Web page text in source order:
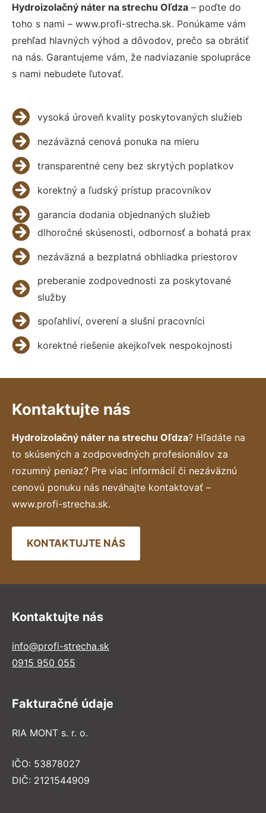
Hydroizolačný náter na strechu Oľdza – poďte do
toho s nami – www.profi-strecha.sk. Ponúkame vám
prehľad hlavných výhod a dôvodov, prečo sa obrátiť
na nás. Garantujeme vám, že nadviazanie spolupráce
s nami nebudete ľutovať.
vysoká úroveň kvality poskytovaných služieb
nezáväzná cenová ponuka na mieru
transparentné ceny bez skrytých poplatkov
korektný a ľudský prístup pracovníkov
garancia dodania objednaných služieb
dlhoročné skúsenosti, odbornosť a bohatá prax
nezáväzná a bezplatná obhliadka priestorov
preberanie zodpovednosti za poskytované
služby
spoľahliví, overení a slušní pracovníci
korektné riešenie akejkoľvek nespokojnosti
Kontaktujte nás
Hydroizolačný náter na strechu Oľdza? Hľadáte na
to skúsených a zodpovedných profesionálov za
rozumný peniaz? Pre viac informácií či nezáväznú
cenovú ponuku nás neváhajte kontaktovať –
www.profi-strecha.sk.
KONTAKTUJTE NÁS
Kontaktujte nás
info@profi-strecha.sk
0915 950 055
Fakturačné údaje
RIA MONT s. r. o.
IČO: 53878027
DIČ: 2121544909